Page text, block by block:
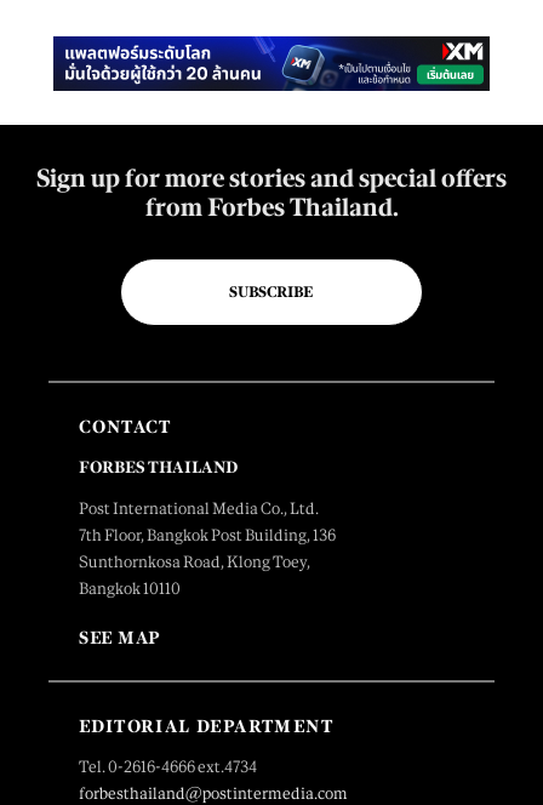
Sign up for more stories and special offers
from Forbes Thailand.
SUBSCRIBE
CONTACT
FORBES THAILAND
Post International Media Co., Ltd.
7th Floor, Bangkok Post Building, 136
Sunthornkosa Road, Klong Toey,
Bangkok 10110
SEE MAP
EDITORIAL DEPARTMENT
Tel. 0-2616-4666 ext.4734
forbesthailand@postintermedia.com